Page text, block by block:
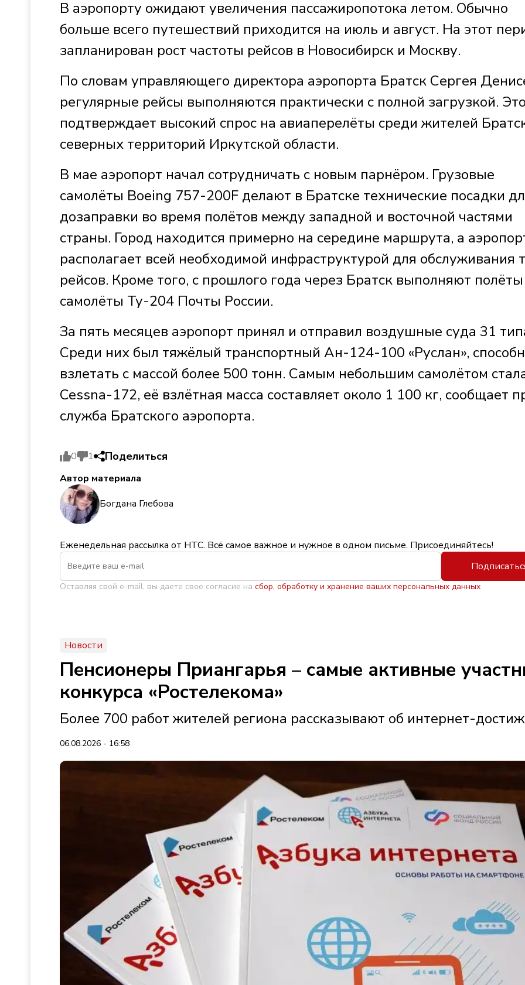
В аэропорту ожидают увеличения пассажиропотока летом. Обычно
больше всего путешествий приходится на июль и август. На этот
запланирован рост частоты рейсов в Новосибирск и Москву.
По словам управляющего директора аэропорта Братск Сергея
регулярные рейсы выполняются практически с полной загрузкой. Это
подтверждает высокий спрос на авиаперелёты среди жителей
северных территорий Иркутской области.
В мае аэропорт начал сотрудничать с новым парнёром. Грузовые
самолёты Boeing 757-200F делают в Братске технические посадки
дозаправки во время полётов между западной и восточной частями
страны. Город находится примерно на середине маршрута, а
располагает всей необходимой инфраструктурой для обслуживания
рейсов. Кроме того, с прошлого года через Братск выполняют полёты
самолёты Ту-204 Почты России.
За пять месяцев аэропорт принял и отправил воздушные суда 31
Среди них был тяжёлый транспортный Ан-124-100 «Руслан»,
взлетать с массой более 500 тонн. Самым небольшим самолётом
Cessna-172, её взлётная масса составляет около 1 100 кг, сообщает
служба Братского аэропорта.
0 1 Поделиться
Автор материала
Богдана Глебова
Еженедельная рассылка от НТС. Всё самое важное и нужное в одном письме. Присоединяйтесь!
Оставляя свой e-mail, вы даете свое согласие на сбор, обработку и хранение ваших персональных данных
Новости
Пенсионеры Приангарья – самые активные
конкурса «Ростелекома»
Более 700 работ жителей региона рассказывают об интернет-
06.08.2026 - 16:58